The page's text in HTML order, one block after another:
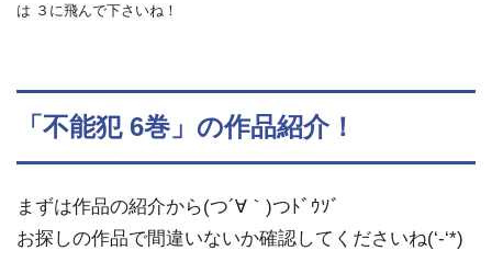
は ３に飛んで下さいね！
「不能犯 6巻」の作品紹介！
まずは作品の紹介から(つ´∀｀)つﾄﾞｳｿﾞ
お探しの作品で間違いないか確認してくださいね(‘-‘*)